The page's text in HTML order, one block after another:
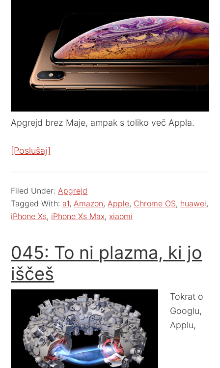
Apgrejd brez Maje, ampak s toliko več Appla.
[Poslušaj]
Filed Under: Apgrejd
Tagged With: a1, Amazon, Apple, Chrome OS, huawei,
iPhone Xs, iPhone Xs Max, xiaomi
045: To ni plazma, ki jo
iščeš
Tokrat o
Googlu,
Applu,